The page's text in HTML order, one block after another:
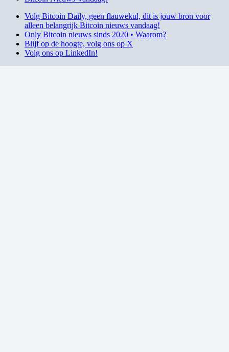
Volg Bitcoin Daily, geen flauwekul, dit is jouw bron voor
alleen belangrijk Bitcoin nieuws vandaag!
Only Bitcoin nieuws sinds 2020 • Waarom?
Blijf op de hoogte, volg ons op X
Volg ons op LinkedIn!